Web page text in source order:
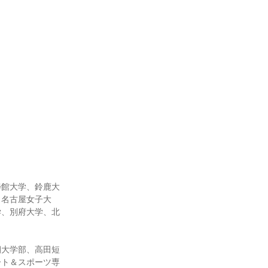
大学、鈴鹿大
古屋女子大
別府大学、北
学部、高田短
＆スポーツ専